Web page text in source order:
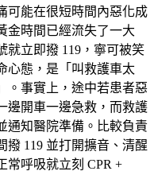
能在很短時間內惡化成
金時間已經流失了一大
就立即撥 119 ，寧可被笑
心態，是「叫救護車太
。事實上，途中若患者惡
邊開車一邊急救，而救護
通知醫院準備。比較負責
撥 119 並打開擴音、清醒
常呼吸就立刻 CPR +